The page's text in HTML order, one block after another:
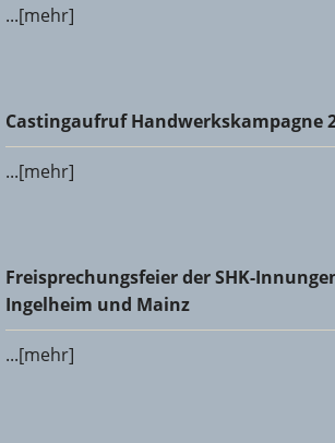
...[mehr]
Castingaufruf Handwerkskampagne
Castingaufruf Handwerkskampagne
...[mehr]
Freisprechungsfeier der SHK-Innungen
und Mainz
Freisprechungsfeier der SHK-
Ingelheim und Mainz
...[mehr]